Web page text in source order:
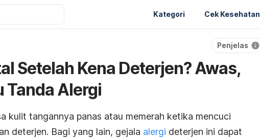
Kategori Cek Kesehatan
Penjelas
Setelah Kena Deterjen? Awas,
Tanda Alergi
kulit tangannya panas atau memerah ketika mencuci
deterjen. Bagi yang lain, gejala alergi deterjen ini dapat